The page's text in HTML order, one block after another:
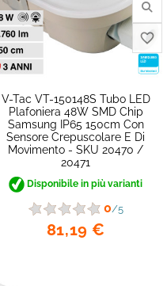
V-Tac VT-150148S Tubo LED
Plafoniera 48W SMD Chip
Samsung IP65 150cm Con
Sensore Crepuscolare E Di
Movimento - SKU 20470 /
20471
Disponibile in più varianti
0/5
81,19 €